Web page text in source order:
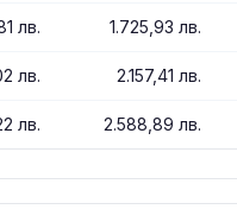
лв. 1.725,93 лв.
лв. 2.157,41 лв.
лв. 2.588,89 лв.